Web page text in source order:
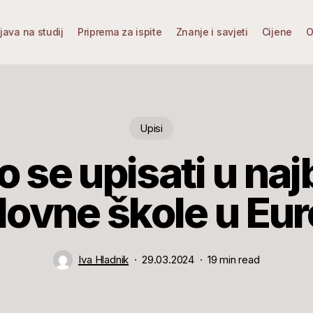
na studij Priprema za ispite Znanje i savjeti Cijene
Upisi
se upisati u
škole u
Iva Hladnik 29.03.2024 19 min read